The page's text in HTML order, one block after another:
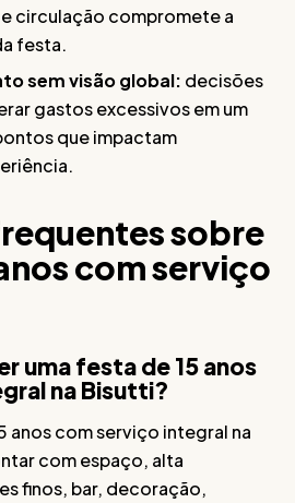
circulação compromete a
festa.
sem visão global: decisões
gastos excessivos em um
que impactam
sobre
com serviço
uma festa de 15 anos
na Bisutti?
anos com serviço integral na
com espaço, alta
finos, bar, decoração,